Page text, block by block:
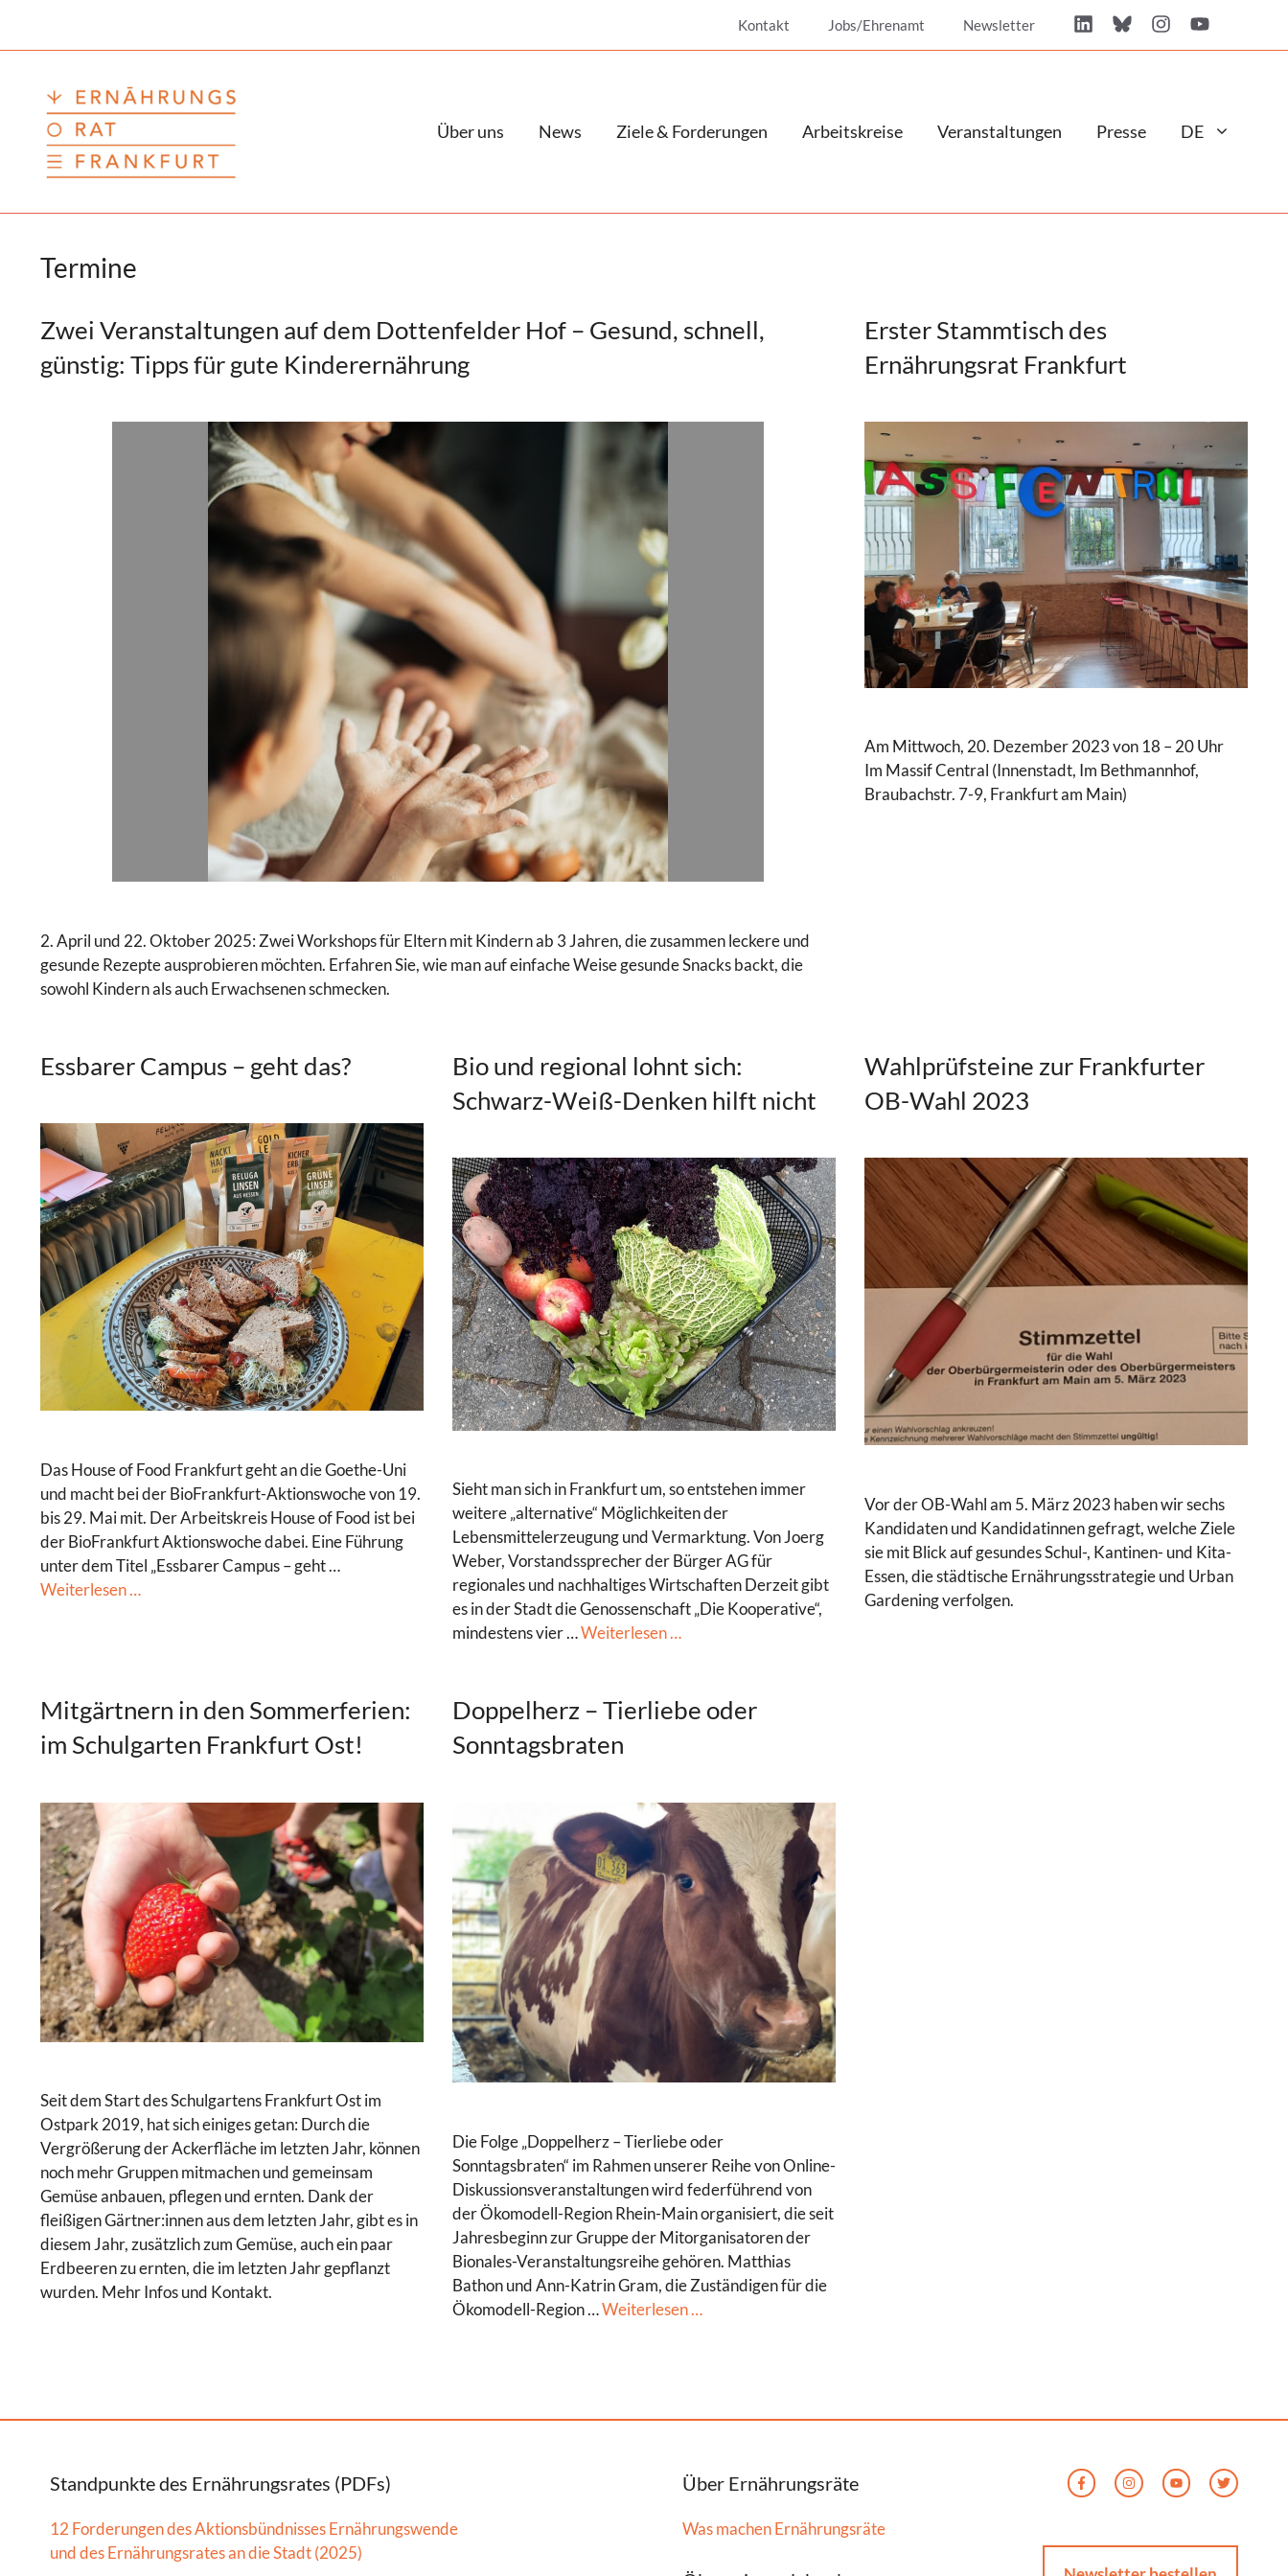
Kontakt Jobs/Ehrenamt Newsletter
Über uns News Ziele & Forderungen Arbeitskreise Veranstaltungen Presse DE
Termine
Zwei Veranstaltungen auf dem Dottenfelder Hof – Gesund, schnell,
günstig: Tipps für gute Kinderernährung
2. April und 22. Oktober 2025: Zwei Workshops für Eltern mit Kindern ab 3 Jahren, die zusammen leckere und
gesunde Rezepte ausprobieren möchten. Erfahren Sie, wie man auf einfache Weise gesunde Snacks backt, die
sowohl Kindern als auch Erwachsenen schmecken.
Erster Stammtisch des
Ernährungsrat Frankfurt
Am Mittwoch, 20. Dezember 2023 von 18 – 20 Uhr
Im Massif Central (Innenstadt, Im Bethmannhof,
Braubachstr. 7-9, Frankfurt am Main)
Essbarer Campus – geht das?
Das House of Food Frankfurt geht an die Goethe-Uni
und macht bei der BioFrankfurt-Aktionswoche von 19.
bis 29. Mai mit. Der Arbeitskreis House of Food ist bei
der BioFrankfurt Aktionswoche dabei. Eine Führung
unter dem Titel „Essbarer Campus – geht …
Weiterlesen …
Bio und regional lohnt sich:
Schwarz-Weiß-Denken hilft nicht
Sieht man sich in Frankfurt um, so entstehen immer
weitere „alternative“ Möglichkeiten der
Lebensmittelerzeugung und Vermarktung. Von Joerg
Weber, Vorstandssprecher der Bürger AG für
regionales und nachhaltiges Wirtschaften Derzeit gibt
es in der Stadt die Genossenschaft „Die Kooperative“,
mindestens vier …Weiterlesen …
Wahlprüfsteine zur Frankfurter
OB-Wahl 2023
Vor der OB-Wahl am 5. März 2023 haben wir sechs
Kandidaten und Kandidatinnen gefragt, welche Ziele
sie mit Blick auf gesundes Schul-, Kantinen- und Kita-
Essen, die städtische Ernährungsstrategie und Urban
Gardening verfolgen.
Mitgärtnern in den Sommerferien:
im Schulgarten Frankfurt Ost!
Seit dem Start des Schulgartens Frankfurt Ost im
Ostpark 2019, hat sich einiges getan: Durch die
Vergrößerung der Ackerfläche im letzten Jahr, können
noch mehr Gruppen mitmachen und gemeinsam
Gemüse anbauen, pflegen und ernten. Dank der
fleißigen Gärtner:innen aus dem letzten Jahr, gibt es in
diesem Jahr, zusätzlich zum Gemüse, auch ein paar
Erdbeeren zu ernten, die im letzten Jahr gepflanzt
wurden. Mehr Infos und Kontakt.
Doppelherz – Tierliebe oder
Sonntagsbraten
Die Folge „Doppelherz – Tierliebe oder
Sonntagsbraten“ im Rahmen unserer Reihe von Online-
Diskussionsveranstaltungen wird federführend von
der Ökomodell-Region Rhein-Main organisiert, die seit
Jahresbeginn zur Gruppe der Mitorganisatoren der
Bionales-Veranstaltungsreihe gehören. Matthias
Bathon und Ann-Katrin Gram, die Zuständigen für die
Ökomodell-Region …Weiterlesen …
Standpunkte des Ernährungsrates (PDFs)
12 Forderungen des Aktionsbündnisses Ernährungswende
und des Ernährungsrates an die Stadt (2025)
Über Ernährungsräte
Was machen Ernährungsräte